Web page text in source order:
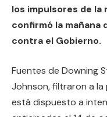
los impulsores de
confirmó la
contra el Gobierno.
Fuentes de Downing
Johnson, filtraron a
está dispuesto a